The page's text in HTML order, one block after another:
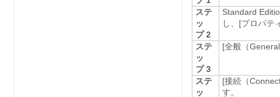
ステ
ッ
プ 2
Standard
し、[プロパテ
ステ
ッ
プ 3
[全般（
ステ
ッ
[接続（
す。